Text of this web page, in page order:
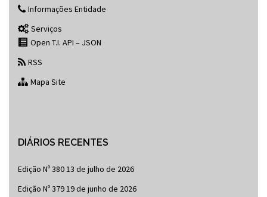
Informações Entidade
Serviços
Open T.I. API – JSON
RSS
Mapa Site
DIÁRIOS RECENTES
Edição Nº 38013 de julho de 2026
Edição Nº 37919 de junho de 2026